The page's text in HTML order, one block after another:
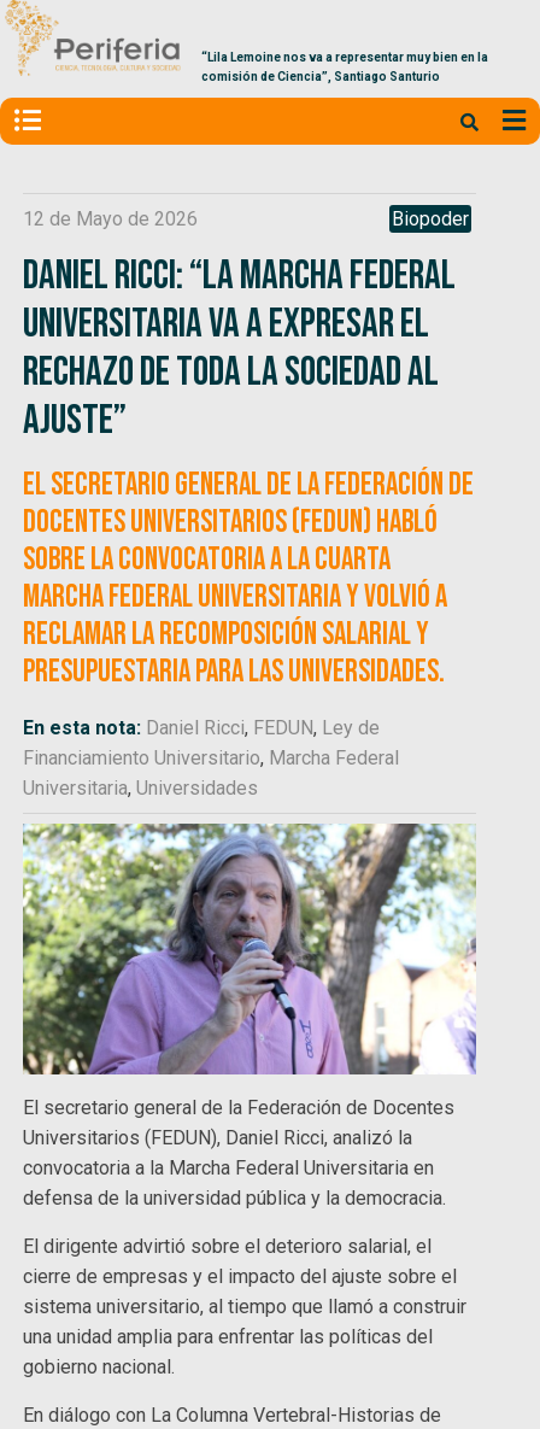
“Lila Lemoine nos va a representar muy bien en la
comisión de Ciencia”, Santiago Santurio
12 de Mayo de 2026 Biopoder
Daniel Ricci: “La Marcha Federal
Universitaria va a expresar el
rechazo de toda la sociedad al
ajuste”
El secretario general de la Federación de
Docentes Universitarios (FEDUN) habló
sobre la convocatoria a la Cuarta
Marcha Federal Universitaria y volvió a
reclamar la recomposición salarial y
presupuestaria para las universidades.
En esta nota: Daniel Ricci, FEDUN, Ley de
Financiamiento Universitario, Marcha Federal
Universitaria,Universidades
El secretario general de la Federación de Docentes
Universitarios (FEDUN), Daniel Ricci, analizó la
convocatoria a la Marcha Federal Universitaria en
defensa de la universidad pública y la democracia.
El dirigente advirtió sobre el deterioro salarial, el
cierre de empresas y el impacto del ajuste sobre el
sistema universitario, al tiempo que llamó a construir
una unidad amplia para enfrentar las políticas del
gobierno nacional.
En diálogo con La Columna Vertebral-Historias de